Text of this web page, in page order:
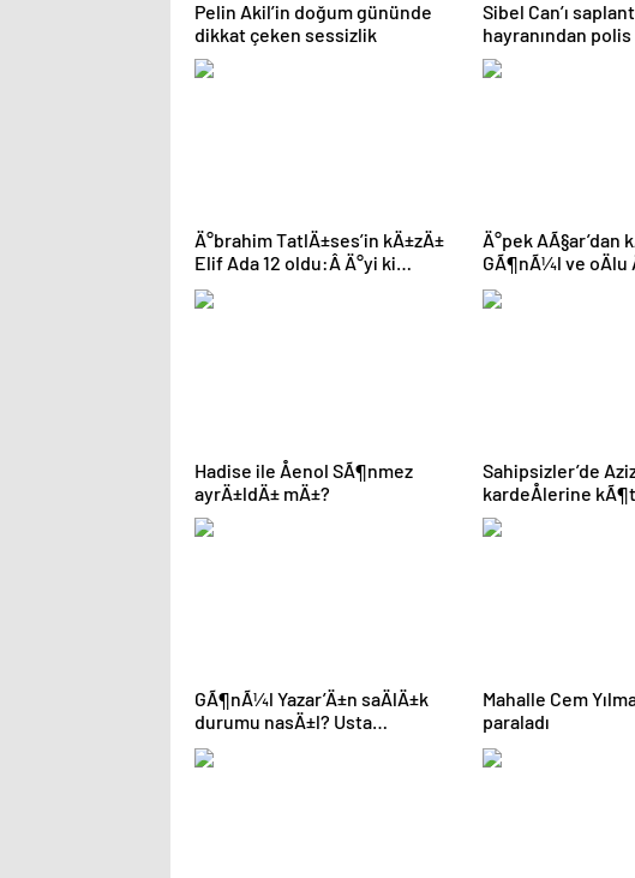
Pelin Akil’in doğum gününde
dikkat çeken sessizlik
Sibel Can’ı
hayranından
Ä°brahim TatlÄ±ses’in kÄ±zÄ±
Elif Ada 12 oldu:Â Ä°yi ki
doÄdun altÄ±n ufaÄÄ±m!
Ä°pek AÃ§ar’dan
GÃ¶nÃ¼l ve oÄlu
kare
Hadise ile Åenol SÃ¶nmez
ayrÄ±ldÄ± mÄ±?
Sahipsizler’de
kardeÅlerine
sÃ¼rpriz! “KoÅ
GÃ¶nÃ¼l Yazar’Ä±n saÄlÄ±k
durumu nasÄ±l? Usta
sanatÃ§Ä±dan aÃ§Ä±klama
geldi
Mahalle Cem
paraladı